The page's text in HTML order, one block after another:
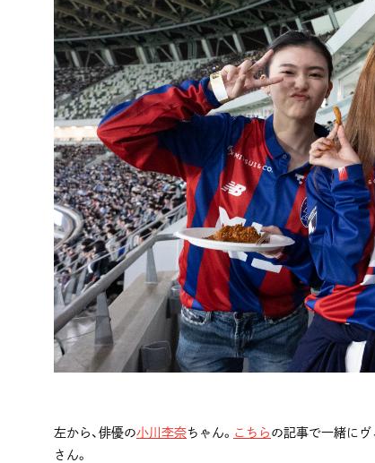
左から、俳優の小川李奈ちゃん。 こちら の記事で一緒に
さん。